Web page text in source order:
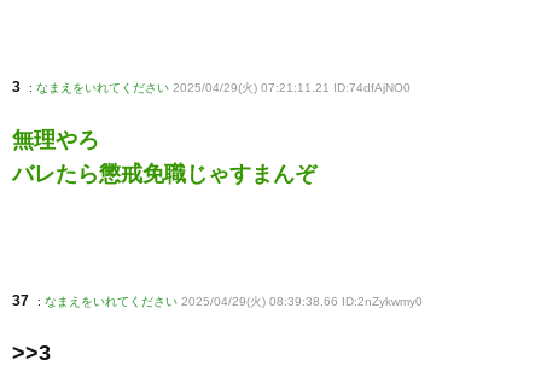
3 : なまえをいれてください 2025/04/29(火) 07:21:11.21 ID:74dfAjNO0
無理やろ
バレたら懲戒免職じゃすまんぞ
37 : なまえをいれてください 2025/04/29(火) 08:39:38.66 ID:2nZykwmy0
>>3